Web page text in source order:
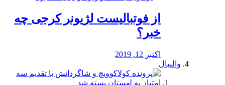
از فوتبالیست لژیونر کرجی چه
خبر؟
اکتبر 12, 2019
والیبال